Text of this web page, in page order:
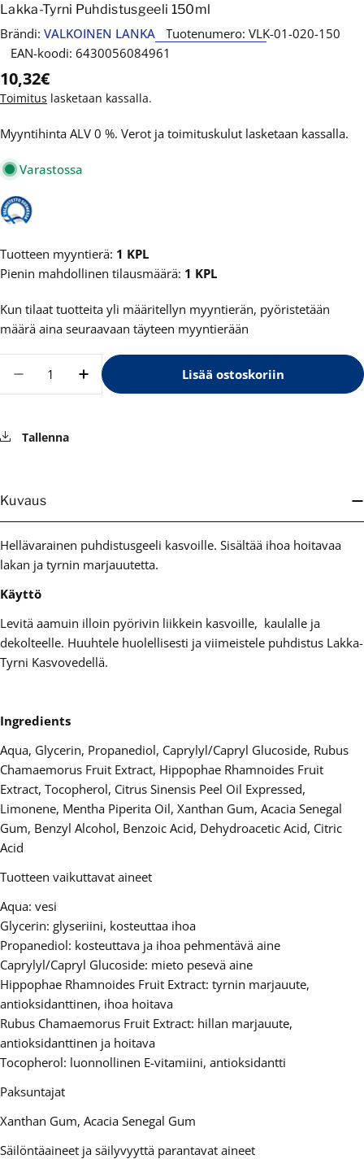
Lakka-Tyrni Puhdistusgeeli 150ml
Brändi: VALKOINEN LANKA Tuotenumero: VLK-01-020-150
EAN-koodi: 6430056084961
Normaalihinta
10,32€
Toimitus lasketaan kassalla.
Myyntihinta ALV 0 %. Verot ja toimituskulut lasketaan kassalla.
Varastossa
Tuotteen myyntierä: 1 KPL
Pienin mahdollinen tilausmäärä: 1 KPL
Kun tilaat tuotteita yli määritellyn myyntierän, pyöristetään
määrä aina seuraavaan täyteen myyntierään
Vähennä määrää tuotteelle Lakka-Tyrni
Lisää määrää tuotteelle Lakka-Tyrni
Lisää ostoskoriin
Tallenna
Kuvaus
Hellävarainen puhdistusgeeli kasvoille. Sisältää ihoa hoitavaa
lakan ja tyrnin marjauutetta.
Käyttö
Levitä aamuin illoin pyörivin liikkein kasvoille, kaulalle ja
dekolteelle. Huuhtele huolellisesti ja viimeistele puhdistus Lakka-
Tyrni Kasvovedellä.
Ingredients
Aqua, Glycerin, Propanediol, Caprylyl/Capryl Glucoside, Rubus
Chamaemorus Fruit Extract, Hippophae Rhamnoides Fruit
Extract, Tocopherol, Citrus Sinensis Peel Oil Expressed,
Limonene, Mentha Piperita Oil, Xanthan Gum, Acacia Senegal
Gum, Benzyl Alcohol, Benzoic Acid, Dehydroacetic Acid, Citric
Acid
Tuotteen vaikuttavat aineet
Aqua: vesi
Glycerin: glyseriini, kosteuttaa ihoa
Propanediol: kosteuttava ja ihoa pehmentävä aine
Caprylyl/Capryl Glucoside: mieto pesevä aine
Hippophae Rhamnoides Fruit Extract: tyrnin marjauute,
antioksidanttinen, ihoa hoitava
Rubus Chamaemorus Fruit Extract: hillan marjauute,
antioksidanttinen ja hoitava
Tocopherol: luonnollinen E-vitamiini, antioksidantti
Paksuntajat
Xanthan Gum, Acacia Senegal Gum
Säilöntäaineet ja säilyvyyttä parantavat aineet